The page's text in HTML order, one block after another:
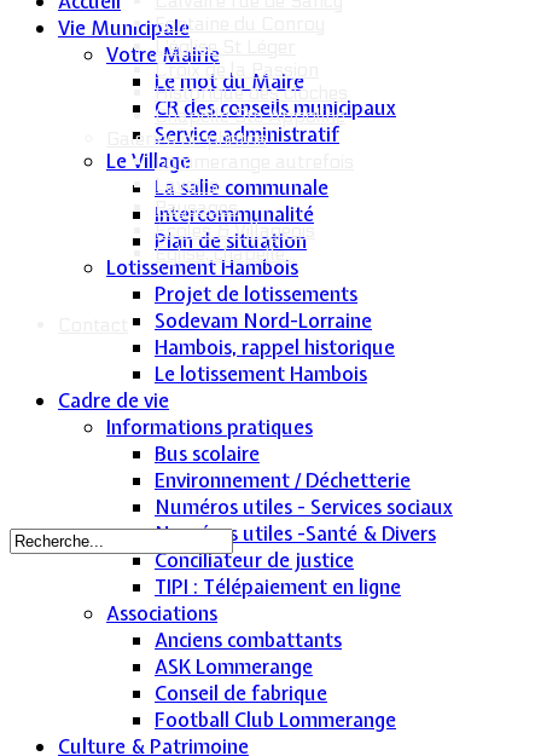
Fontaine du Conroy
L'église St Léger
Croix de la Passion
Historique des cloches
Chapelle Ste Appoline
Galeries de photos
Lommerange autrefois
Lavoirs
Paysages
Écoles & Villageois
Église, chapelle...
Vie Municipale
Votre Mairie
Le mot du Maire
CR des conseils municipaux
Service administratif
Le Village
La salle communale
Intercommunalité
Plan de situation
Lotissement Hambois
Projet de lotissements
Sodevam Nord-Lorraine
Hambois, rappel historique
Le lotissement Hambois
Cadre de vie
Informations pratiques
Bus scolaire
Environnement / Déchetterie
Numéros utiles - Services sociaux
Numéros utiles -Santé & Divers
Conciliateur de justice
TIPI : Télépaiement en ligne
Associations
Anciens combattants
ASK Lommerange
Conseil de fabrique
Football Club Lommerange
Culture & Patrimoine